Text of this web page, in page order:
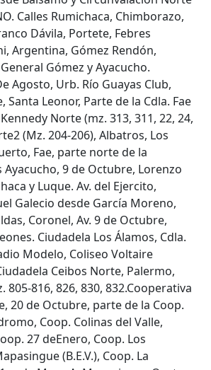
Calles Rumichaca, Chimborazo,
Dávila, Portete, Febres
Argentina, Gómez Rendón,
Gómez y Ayacucho.
Agosto, Urb. Río Guayas Club,
Santa Leonor, Parte de la Cdla. Fae
Norte (mz. 313, 311, 22, 24,
(Mz. 204-206), Albatros, Los
Fae, parte norte de la
Ayacucho, 9 de Octubre, Lorenzo
y Luque. Av. del Ejercito,
Galecio desde García Moreno,
Coronel, Av. 9 de Octubre,
Ciudadela Los Álamos, Cdla.
Modelo, Coliseo Voltaire
Ceibos Norte, Palermo,
805-816, 826, 830, 832.Cooperativa
20 de Octubre, parte de la Coop.
Coop. Colinas del Valle,
27 deEnero, Coop. Los
(B.E.V.), Coop. La